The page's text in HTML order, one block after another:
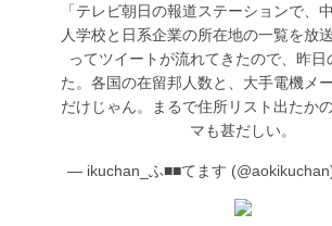
「テレビ朝日の報道ステーションで、
人学校と日系企業の所在地の一覧を放
ってツイートが流れてきたので、昨日
た。各国の在留邦人数と、大手電機メ
だけじゃん。まるで住所リスト出たか
マも甚だしい。
— ikuchan_ふ■■てます